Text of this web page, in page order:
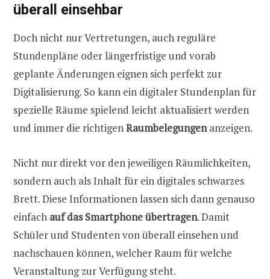
überall einsehbar
Doch nicht nur Vertretungen, auch reguläre
Stundenpläne oder längerfristige und vorab
geplante Änderungen eignen sich perfekt zur
Digitalisierung. So kann ein digitaler Stundenplan für
spezielle Räume spielend leicht aktualisiert werden
und immer die richtigen Raumbelegungenanzeigen.
Nicht nur direkt vor den jeweiligen Räumlichkeiten,
sondern auch als Inhalt für ein digitales schwarzes
Brett. Diese Informationen lassen sich dann genauso
einfach auf das Smartphone übertragen. Damit
Schüler und Studenten von überall einsehen und
nachschauen können, welcher Raum für welche
Veranstaltung zur Verfügung steht.